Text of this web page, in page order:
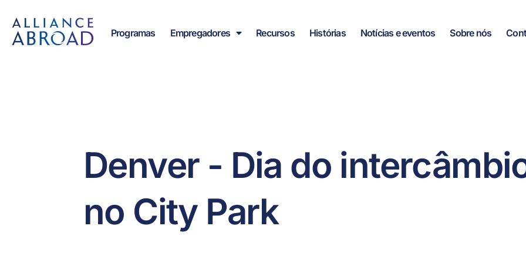
conteúdo
para
Programas Empregadores Recursos Histórias Notícias e eventos Sobre nós
Denver - Dia do
no City Park